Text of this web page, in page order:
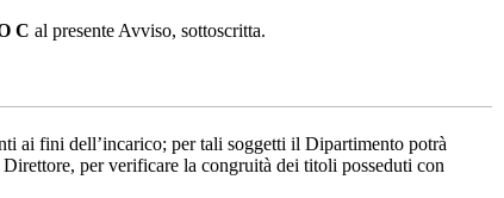
C al presente Avviso, sottoscritta.
ai fini dell’incarico; per tali soggetti il Dipartimento potrà
per verificare la congruità dei titoli posseduti con